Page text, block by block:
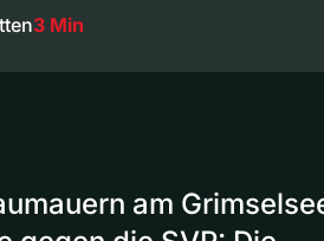
3 Min
am